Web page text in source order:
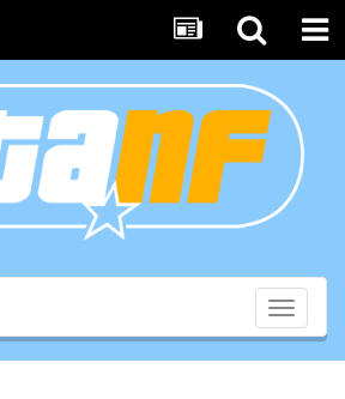
Toggle